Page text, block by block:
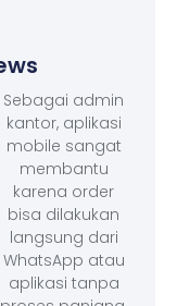
Sebagai admin
kantor, aplikasi
mobile sangat
membantu
karena order
bisa dilakukan
langsung dari
WhatsApp atau
aplikasi tanpa